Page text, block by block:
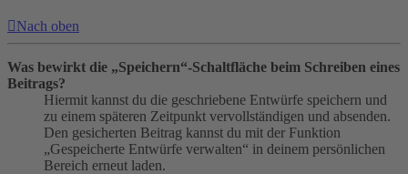
Nach oben
Was bewirkt die „Speichern“-Schaltfläche beim Schreiben eines
Beitrags?
Hiermit kannst du die geschriebene Entwürfe speichern und
zu einem späteren Zeitpunkt vervollständigen und absenden.
Den gesicherten Beitrag kannst du mit der Funktion
„Gespeicherte Entwürfe verwalten“ in deinem persönlichen
Bereich erneut laden.